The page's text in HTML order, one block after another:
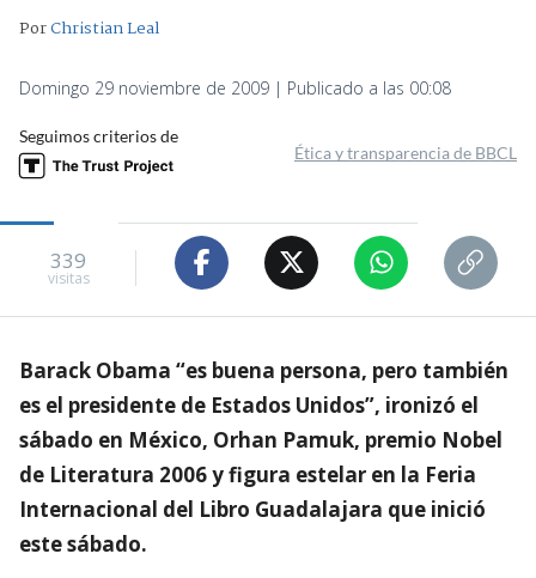
PorChristian Leal
Domingo 29 noviembre de 2009 | Publicado a las 00:08
Seguimos criterios de
Ética y transparencia de BBCL
339
visitas
Barack Obama “es buena persona, pero también
es el presidente de Estados Unidos”, ironizó el
sábado en México, Orhan Pamuk, premio Nobel
de Literatura 2006 y figura estelar en la Feria
Internacional del Libro Guadalajara que inició
este sábado.